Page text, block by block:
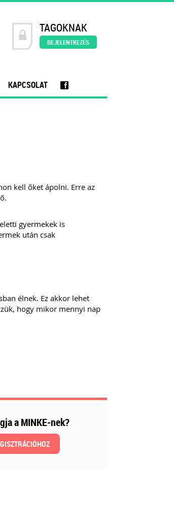
TAGOKNAK
BEJELENTKEZÉS
KAPCSOLAT f
kell őket ápolni. Erre az
gyermekek is
után csak
élnek. Ez akkor lehet
hogy mikor mennyi nap
a MINKE-nek?